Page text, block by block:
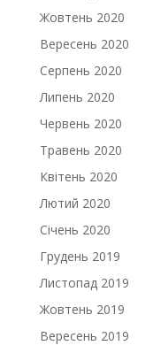
Жовтень 2020
Вересень 2020
Серпень 2020
Липень 2020
Червень 2020
Травень 2020
Квітень 2020
Лютий 2020
Січень 2020
Грудень 2019
Листопад 2019
Жовтень 2019
Вересень 2019